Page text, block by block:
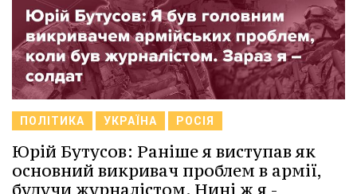
ПОЛІТИКА УКРАЇНА РОСІЯ
Юрій Бутусов: Раніше я виступав як
основний викривач проблем в армії,
будучи журналістом. Нині ж я -